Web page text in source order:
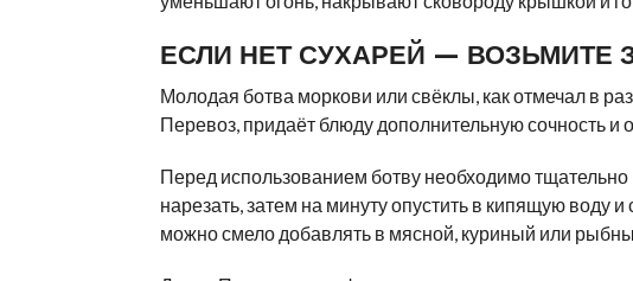
ЕСЛИ НЕТ СУХАРЕЙ — ВОЗЬМИТЕ
Молодая ботва моркови или свёклы, как отмечал в
Перевоз, придаёт блюду дополнительную сочность и
Перед использованием ботву необходимо тщательно
нарезать, затем на минуту опустить в кипящую воду
можно смело добавлять в мясной, куриный или